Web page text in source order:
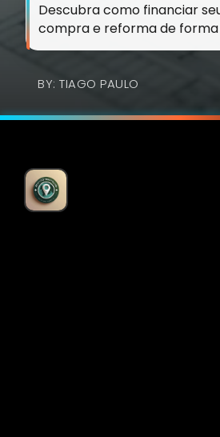
Descubra como financiar
compra e reforma de
BY: TIAGO PAULO